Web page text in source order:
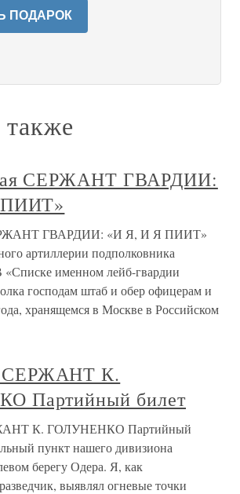
ПОДАРОК
СЕРЖАНТ ГВАРДИИ:
ГВАРДИИ: «И Я, И Я ПИИТ»
артиллерии подполковника
именном лейб-гвардии
господам штаб и обер офицерам и
хранящемся в Москве в Российском
К.
Партийный билет
К. ГОЛУНЕНКО Партийный
пункт нашего дивизиона
берегу Одера. Я, как
выявлял огневые точки